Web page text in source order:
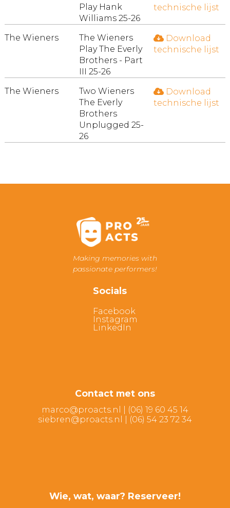
Play Hank
Williams 25-26
technische lijst
The Wieners
The Wieners
Play The Everly
Brothers - Part
III 25-26
Download
technische lijst
The Wieners
Two Wieners
The Everly
Brothers
Unplugged 25-
26
Download
technische lijst
Making memories with
passionate performers!
Socials
Facebook
Instagram
LinkedIn
Contact met ons
marco@proacts.nl
‭(06) 19 60 45 14‬
siebren@proacts.nl
‭‭(06) 54 23 72 34‬
Wie, wat, waar? Reserveer!